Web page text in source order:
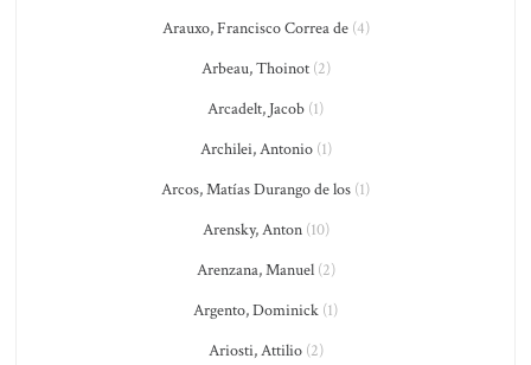
Arauxo, Francisco Correa de(4)
Arbeau, Thoinot(2)
Arcadelt, Jacob (1)
Archilei, Antonio(1)
Arcos, Matías Durango de los (1)
Arensky, Anton(10)
Arenzana, Manuel(2)
Argento, Dominick (1)
Ariosti, Attilio(2)